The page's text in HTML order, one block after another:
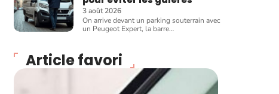
3 août 2026
On arrive devant un parking souterrain avec
un Peugeot Expert, la barre…
Article favori